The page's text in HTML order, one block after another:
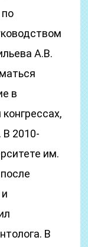
А.В.
в
2010-
им.
В